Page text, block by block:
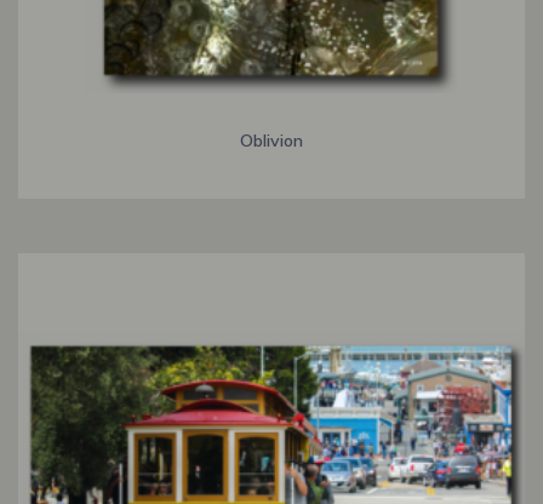
Oblivion